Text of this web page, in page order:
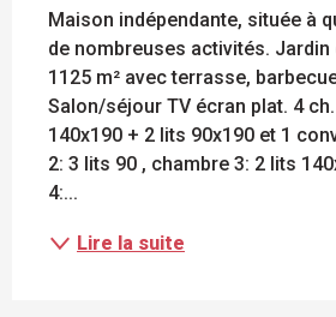
Maison indépendante, située à
de nombreuses activités.
1125 m² avec terrasse,
Salon/séjour TV écran plat. 4
140x190 + 2 lits 90x190 et 1
2: 3 lits 90 , chambre 3: 2 lits
4:...
Lire la suite